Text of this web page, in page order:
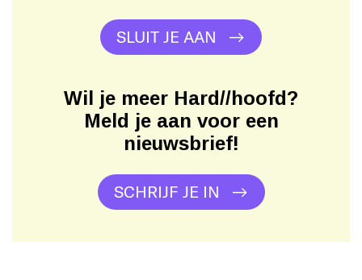
SLUIT JE AAN
Wil je meer Hard//hoofd?
Meld je aan voor een
nieuwsbrief!
SCHRIJF JE IN